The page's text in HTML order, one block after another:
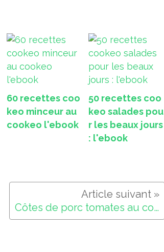
60 recettes coo
keo minceur au
cookeo l'ebook
50 recettes coo
keo salades pou
r les beaux jours
: l'ebook
Côtes de porc tomates au cookeo